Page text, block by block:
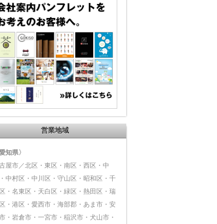
営業地域
愛知県〉
屋市／北区・東区・南区・西区・中
中村区・中川区・守山区・昭和区・千
・名東区・天白区・緑区・熱田区・瑞
・港区・愛西市・海部郡・あま市・安
・岩倉市・一宮市・稲沢市・犬山市・